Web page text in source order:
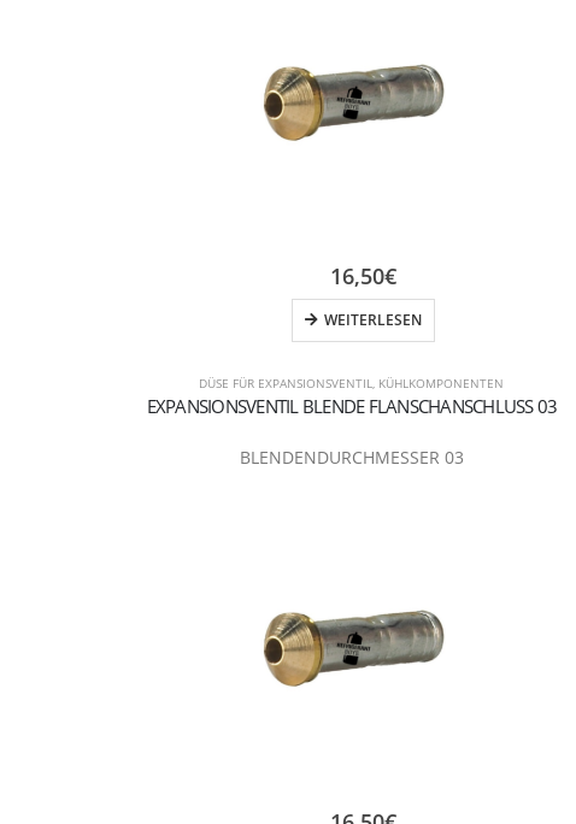
DÜSE FÜR EXPANSIONSVENTIL KÜHLKOMPONENTEN
EXPANSIONSVENTIL BLENDE FLANSCHANSCHLUSS 03
BLENDENDURCHMESSER 03
16,50€
WEITERLESEN